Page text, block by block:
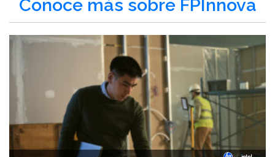
Conoce más sobre FPInnova